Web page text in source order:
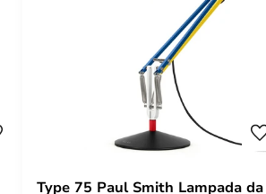
Type 75 Paul Smith Lampada da